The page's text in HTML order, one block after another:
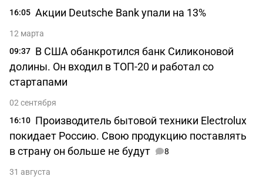
16:05 Акции Deutsche Bank упали на 13%
12 марта
09:37 В США обанкротился банк Силиконовой
долины. Он входил в ТОП-20 и работал со
стартапами
02 сентября
16:10 Производитель бытовой техники Electrolux
покидает Россию. Свою продукцию поставлять
в страну он больше не будут
8
31 августа